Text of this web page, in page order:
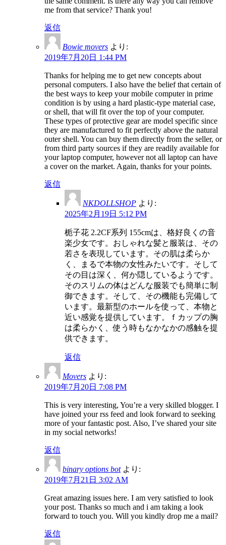
me from that service? Thank you!
返信
Bowie movers より:
2019年7月20日 1:44 PM
Thanks for helping me to get new concepts about
personal computers. I also have the belief that certain of
the best ways to keep your mobile computer in prime
condition is by using a hard plastic-type material case,
or shell, that will fit over the top of your computer.
These types of protective gear are model specific since
they are manufactured to fit perfectly above the natural
outer shell. You can buy them directly from the seller, or
from third party sources if they are readily available for
your laptop computer, however not all laptop can have
a cover on the market. Again, thanks for your points.
返信
NKDOLLSHOP より:
2025年2月19日 5:12 PM
栀子花 2.2CF系列 155cmは、格好良くの音
楽少女です。おしゃれな髪と服装は、その
若さを表現しています。その肌は柔らか
く、まるで本物の女性みたいです。そして
その目は深く、何か隠しているようです。
そのスリムの体はどんな服装でも簡単に制
御できます。そして、その機能も完備して
います。最新型のホールを使って、本物と
近い感覚を提供しています。ｆカップの胸
は柔らかく、使う時もなかなかの感触を提
供できます。
返信
Movers より:
2019年7月20日 7:08 PM
This is very interesting, You’re a very skilled blogger. I
have joined your rss feed and look forward to seeking
more of your fantastic post. Also, I’ve shared your site
in my social networks!
返信
binary options bot より:
2019年7月21日 3:02 AM
Great amazing issues here. I am very satisfied to look
your post. Thanks so much and i am taking a look
forward to touch you. Will you kindly drop me a mail?
返信